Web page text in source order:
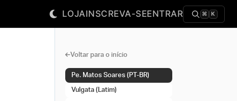
LOJAINSCREVA-SEENTRAR ⌘ K
Voltar para o início
Pe. Matos Soares (PT-BR)
Vulgata (Latim)